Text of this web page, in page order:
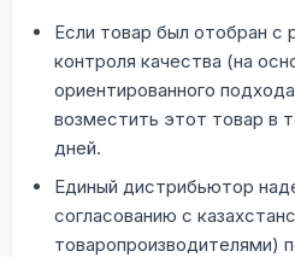
Если товар был отобран с
контроля качества (на
ориентированного
возместить этот товар в
дней.
Единый дистрибьютор
согласованию с
товаропроизводителями)